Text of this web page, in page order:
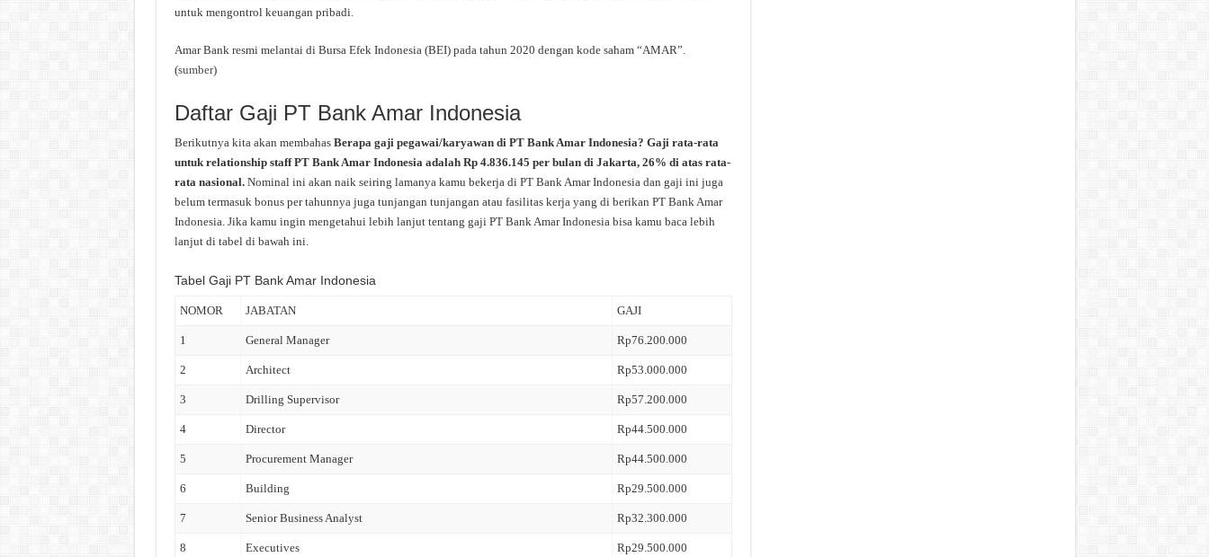
untuk mengontrol keuangan pribadi.
Amar Bank resmi melantai di Bursa Efek Indonesia (BEI) pada tahun 2020 dengan kode saham “AMAR”.
(sumber)
Daftar Gaji PT Bank Amar Indonesia
Berikutnya kita akan membahas Berapa gaji pegawai/karyawan di PT Bank Amar Indonesia? Gaji rata-rata
untuk relationship staff PT Bank Amar Indonesia adalah Rp 4.836.145 per bulan di Jakarta, 26% di atas rata-
rata nasional. Nominal ini akan naik seiring lamanya kamu bekerja di PT Bank Amar Indonesia dan gaji ini juga
belum termasuk bonus per tahunnya juga tunjangan tunjangan atau fasilitas kerja yang di berikan PT Bank Amar
Indonesia. Jika kamu ingin mengetahui lebih lanjut tentang gaji PT Bank Amar Indonesia bisa kamu baca lebih
lanjut di tabel di bawah ini.
Tabel Gaji PT Bank Amar Indonesia
NOMOR JABATAN GAJI
1 General Manager Rp76.200.000
2 Architect Rp53.000.000
3 Drilling Supervisor Rp57.200.000
4 Director Rp44.500.000
5 Procurement Manager Rp44.500.000
6 Building Rp29.500.000
7 Senior Business Analyst Rp32.300.000
8 Executives Rp29.500.000